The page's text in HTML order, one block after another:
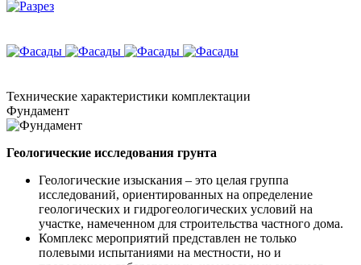
Технические характеристики комплектации
Фундамент
Геологические исследования грунта
Геологические изыскания – это целая группа
исследований, ориентированных на определение
геологических и гидрогеологических условий на
участке, намеченном для строительства частного дома.
Комплекс мероприятий представлен не только
полевыми испытаниями на местности, но и